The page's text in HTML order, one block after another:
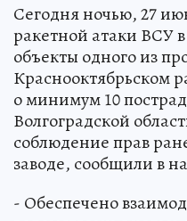
Сегодня ночью, 27
ракетной атаки ВСУ
объекты одного из
Краснооктябрьском
о минимум 10
Волгоградской
соблюдение прав
заводе, сообщили в
- Обеспечено